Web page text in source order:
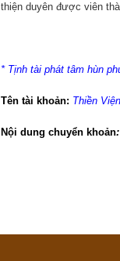
thiện duyên được viên
* Tịnh tài phát tâm hùn
Tên tài khoản: Thiền
Nội dung chuyển khoản: